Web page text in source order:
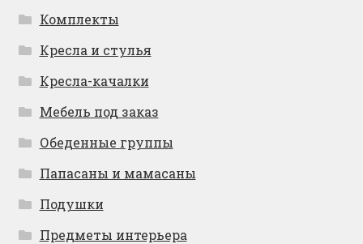
Комплекты
Кресла и стулья
Кресла-качалки
Мебель под заказ
Обеденные группы
Папасаны и мамасаны
Подушки
Предметы интерьера